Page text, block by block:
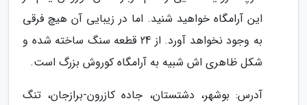
این آرامگاه خواهید شنید. اما در زیبایی آن هیچ فرقی
به وجود نخواهد آورد. از 24 قطعه سنگ ساخته شده و
شکل ظاهری اش شبیه به آرامگاه کوروش بزرگ است.
آدرس: بوشهر، دشتستان، جاده کازرون-برازجان، تنگ